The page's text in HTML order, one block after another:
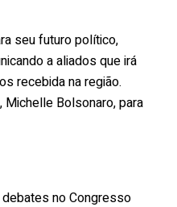
seu futuro político,
a aliados que irá
recebida na região.
Bolsonaro, para
no Congresso